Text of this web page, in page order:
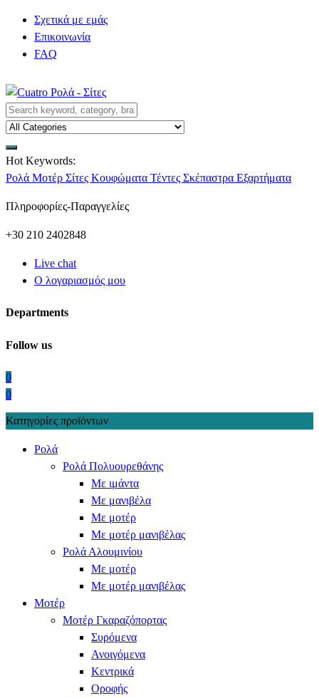
Σχετικά με εμάς
Επικοινωνία
FAQ
Hot Keywords:
Ρολά Μοτέρ Σίτες Κουφώματα Τέντες Σκέπαστρα Εξαρτήματα
Πληροφορίες-Παραγγελίες
+30 210 2402848
Live chat
Ο λογαριασμός μου
Departments
Follow us
0
0
Κατηγορίες προϊόντων
Ρολά
Ρολά Πολυουρεθάνης
Με ιμάντα
Με μανιβέλα
Με μοτέρ
Με μοτέρ μανιβέλας
Ρολά Αλουμινίου
Με μοτέρ
Με μοτέρ μανιβέλας
Μοτέρ
Μοτέρ Γκαραζόπορτας
Συρόμενα
Ανοιγόμενα
Κεντρικά
Οροφής